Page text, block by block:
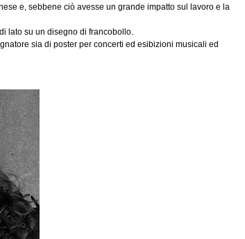
e, sebbene ciò avesse un grande impatto sul lavoro e la
lato su un disegno di francobollo.
sia di poster per concerti ed esibizioni musicali ed